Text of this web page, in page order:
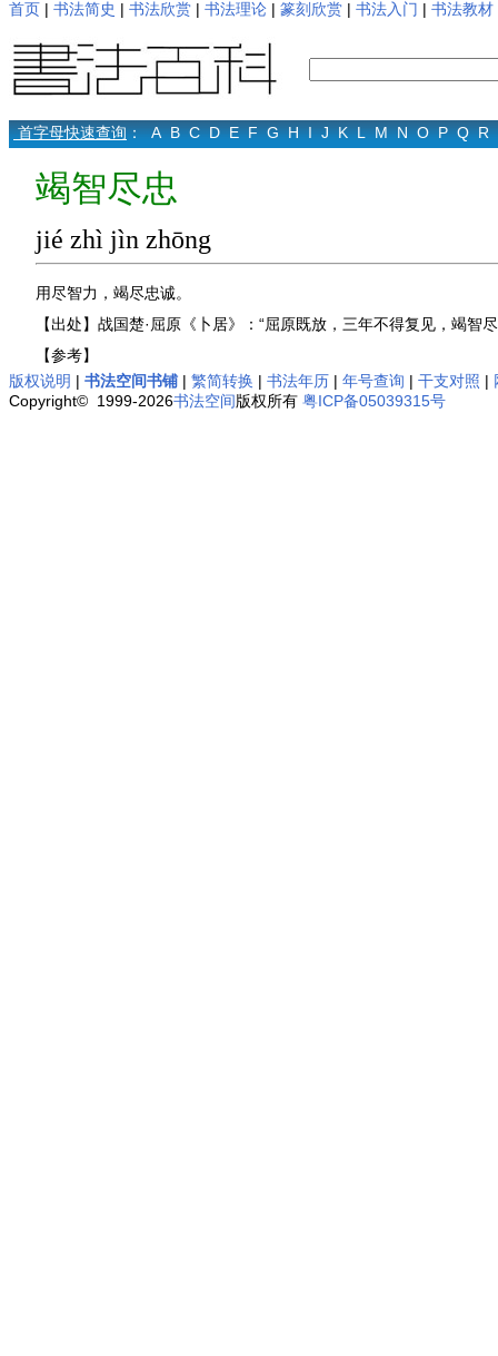
首页 | 书法简史 | 书法欣赏 | 书法理论 | 篆刻欣赏 | 书法入门 | 书法教材
首字母快速查询： A B C D E F G H I J K L M N O P Q R
竭智尽忠
jié zhì jìn zhōng
用尽智力，竭尽忠诚。
【出处】战国楚·屈原《卜居》：“屈原既放，三年不得复见，竭智
【参考】
版权说明 | 书法空间书铺 | 繁简转换 | 书法年历 | 年号查询 | 干支对照 |
Copyright© 1999-2026书法空间版权所有 粤ICP备05039315号